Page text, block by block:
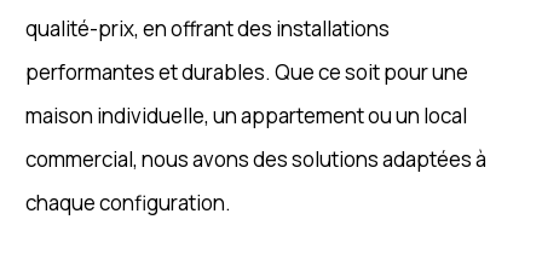
qualité-prix, en offrant des installations
performantes et durables. Que ce soit pour une
maison individuelle, un appartement ou un local
commercial, nous avons des solutions adaptées à
chaque configuration.